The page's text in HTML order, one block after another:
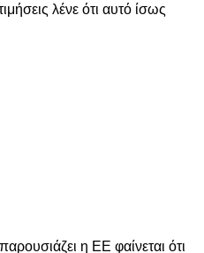
λένε ότι αυτό ίσως
η ΕΕ φαίνεται ότι